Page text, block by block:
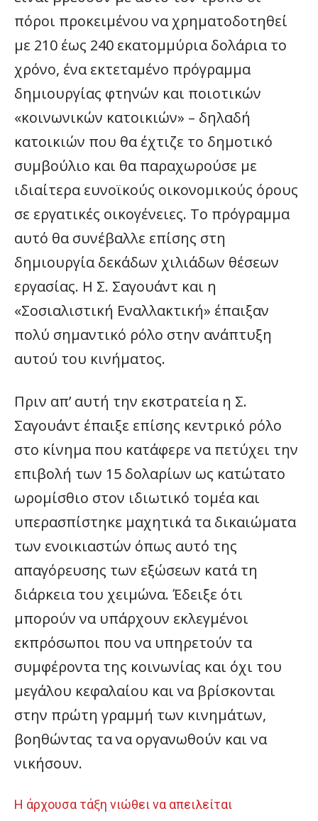
πόροι προκειμένου να χρηματοδοτηθεί
με 210 έως 240 εκατομμύρια δολάρια το
χρόνο, ένα εκτεταμένο πρόγραμμα
δημιουργίας φτηνών και ποιοτικών
«κοινωνικών κατοικιών» – δηλαδή
κατοικιών που θα έχτιζε το δημοτικό
συμβούλιο και θα παραχωρούσε με
ιδιαίτερα ευνοϊκούς οικονομικούς όρους
σε εργατικές οικογένειες. Το πρόγραμμα
αυτό θα συνέβαλλε επίσης στη
δημιουργία δεκάδων χιλιάδων θέσεων
εργασίας. Η Σ. Σαγουάντ και η
«Σοσιαλιστική Εναλλακτική» έπαιξαν
πολύ σημαντικό ρόλο στην ανάπτυξη
αυτού του κινήματος.
Πριν απ’ αυτή την εκστρατεία η Σ.
Σαγουάντ έπαιξε επίσης κεντρικό ρόλο
στο κίνημα που κατάφερε να πετύχει την
επιβολή των 15 δολαρίων ως κατώτατο
ωρομίσθιο στον ιδιωτικό τομέα και
υπερασπίστηκε μαχητικά τα δικαιώματα
των ενοικιαστών όπως αυτό της
απαγόρευσης των εξώσεων κατά τη
διάρκεια του χειμώνα. Έδειξε ότι
μπορούν να υπάρχουν εκλεγμένοι
εκπρόσωποι που να υπηρετούν τα
συμφέροντα της κοινωνίας και όχι του
μεγάλου κεφαλαίου και να βρίσκονται
στην πρώτη γραμμή των κινημάτων,
βοηθώντας τα να οργανωθούν και να
νικήσουν.
Η άρχουσα τάξη νιώθει να απειλείται